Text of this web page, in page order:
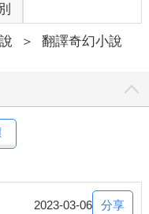
、馬拉蒙勛爵、巫大仙
個名字好難記。」
大家的眼光都投向老
航行到世界的盡頭？在
藍的國度，這頭偉大的
怪怪的。
國度是那種—那種坐船就
＞ 翻譯奇幻小說
2023-03-06 分享